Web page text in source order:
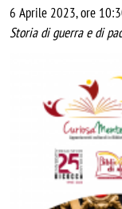
6 Aprile 2023, ore
Storia di guerra e di